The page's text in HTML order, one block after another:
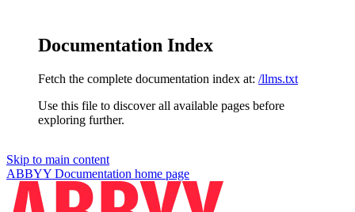
Documentation Index
Fetch the complete documentation index at: /llms.txt
Use this file to discover all available pages before
exploring further.
Skip to main content
ABBYY Documentation home page